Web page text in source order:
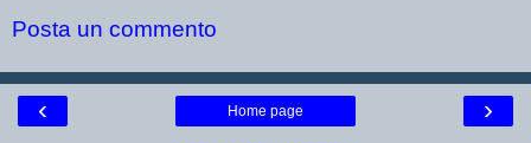
Posta un commento
‹ ›
Home page